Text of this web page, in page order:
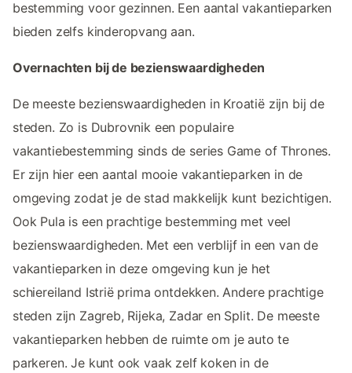
bestemming voor gezinnen. Een aantal vakantieparken
bieden zelfs kinderopvang aan.
Overnachten bij de bezienswaardigheden
De meeste bezienswaardigheden in Kroatië zijn bij de
steden. Zo is Dubrovnik een populaire
vakantiebestemming sinds de series Game of Thrones.
Er zijn hier een aantal mooie vakantieparken in de
omgeving zodat je de stad makkelijk kunt bezichtigen.
Ook Pula is een prachtige bestemming met veel
bezienswaardigheden. Met een verblijf in een van de
vakantieparken in deze omgeving kun je het
schiereiland Istrië prima ontdekken. Andere prachtige
steden zijn Zagreb, Rijeka, Zadar en Split. De meeste
vakantieparken hebben de ruimte om je auto te
parkeren. Je kunt ook vaak zelf koken in de